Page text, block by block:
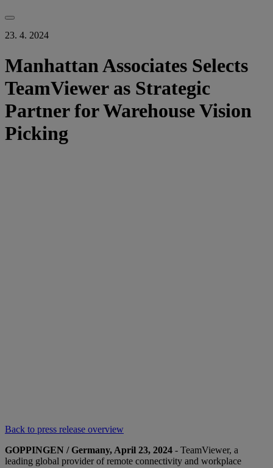
23. 4. 2024
Manhattan Associates Selects
TeamViewer as Strategic
Partner for Warehouse Vision
Picking
Back to press release overview
GOPPINGEN / Germany, April 23, 2024 - TeamViewer, a
leading global provider of remote connectivity and workplace